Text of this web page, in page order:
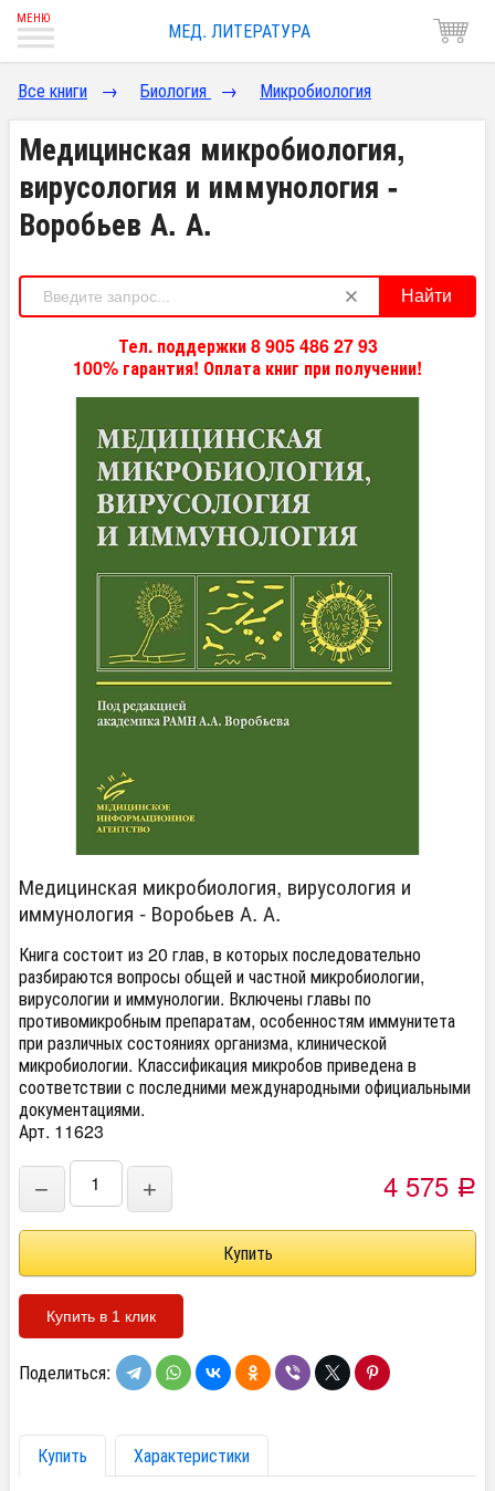
МЕД. ЛИТЕРАТУРА
Все книги → Биология → Микробиология
Медицинская микробиология,
вирусология и иммунология -
Воробьев А. А.
Найти
Тел. поддержки 8 905 486 27 93
100% гарантия! Оплата книг при получении!
Медицинская микробиология, вирусология и
иммунология - Воробьев А. А.
Книга состоит из 20 глав, в которых последовательно
разбираются вопросы общей и частной микробиологии,
вирусологии и иммунологии. Включены главы по
противомикробным препаратам, особенностям иммунитета
при различных состояниях организма, клинической
микробиологии. Классификация микробов приведена в
соответствии с последними международными официальными
документациями.
Арт. 11623
− + 4 575 Р
Купить в 1 клик
Поделиться:
Купить
Характеристики